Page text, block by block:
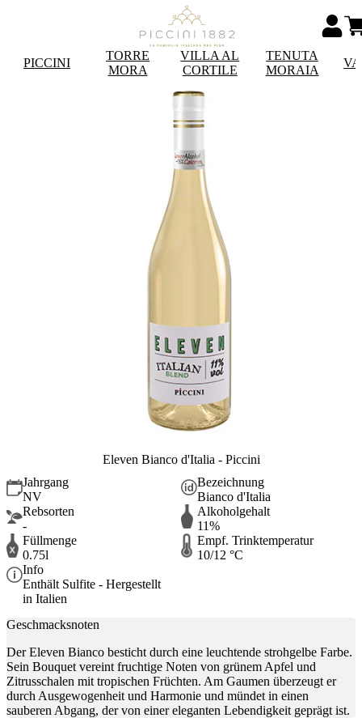
PICCINI
TORRE
MORA
VILLA AL
CORTILE
TENUTA
MORAIA
Eleven Bianco d'Italia - Piccini
Jahrgang
NV
Bezeichnung
Bianco d'Italia
Rebsorten
-
Alkoholgehalt
11%
Füllmenge
0.75l
Empf. Trinktemperatur
10/12 °C
Info
Enthält Sulfite - Hergestellt
in Italien
Geschmacksnoten
Der Eleven Bianco besticht durch eine leuchtende strohgelbe Farbe.
Sein Bouquet vereint fruchtige Noten von grünem Apfel und
Zitrusschalen mit tropischen Früchten. Am Gaumen überzeugt er
durch Ausgewogenheit und Harmonie und mündet in einen
sauberen Abgang, der von einer eleganten Lebendigkeit geprägt ist.